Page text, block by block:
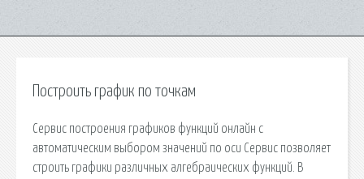
Построить график по точкам
Сервис построения графиков функций онлайн с
автоматическим выбором значений по оси Сервис позволяет
строить графики различных алгебраических функций. В